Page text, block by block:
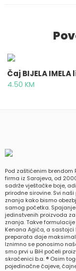
4.50 KM
Pod zaštićenim brendom
firma iz Sarajeva, od
sadrže vještačke boje,
prirodne sirovine. Svi
znanja kako bismo
samog početka.
jedinstvenih proizvoda
znanja. Takve
Kenana Agića, a
preparata daje
Iznimno se ponosimo
smo prvi u BiH počeli
skraćenici b.a. ® Osim
pojedinačne čajeve,